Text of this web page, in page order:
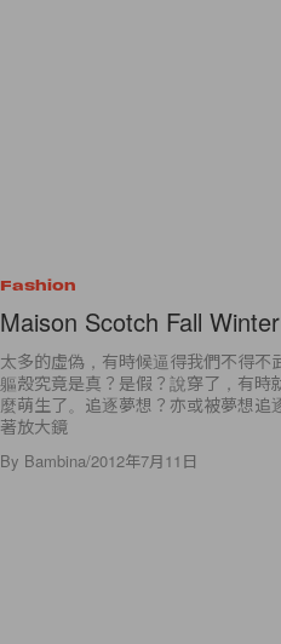
Fashion
Maison Scotch Fall
太多的虛偽，有時候逼得我們不得
軀殼究竟是真？是假？說穿了，有
麼萌生了。追逐夢想？亦或被夢想
著放大鏡
By Bambina/2012年7月11日